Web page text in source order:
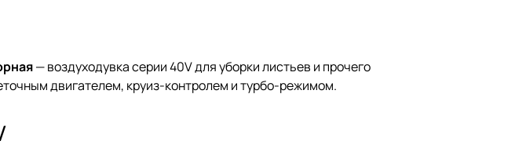
— воздуходувка серии 40V для уборки листьев и прочего
двигателем, круиз-контролем и турбо-режимом.